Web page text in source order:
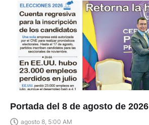
Portada del 8 de agosto de 2026
agosto 8, 5:00 AM